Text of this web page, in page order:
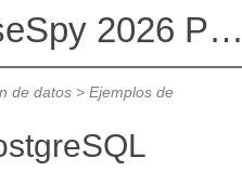
Altova DatabaseSpy 2026
de datos> Ejemplos de